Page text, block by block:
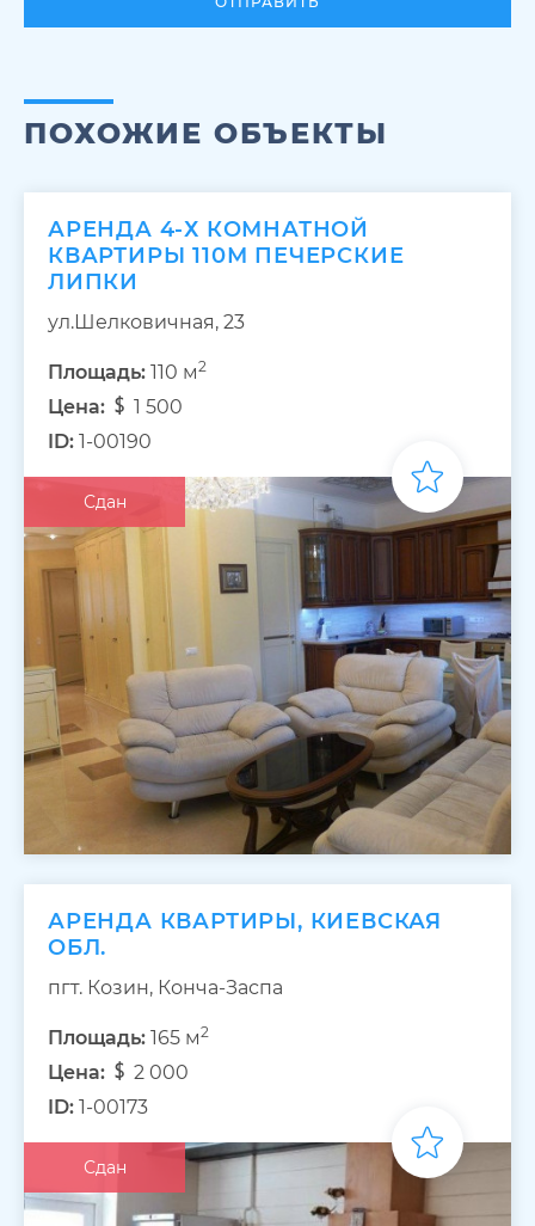
ПОХОЖИЕ ОБЪЕКТЫ
АРЕНДА 4-Х КОМНАТНОЙ
КВАРТИРЫ 110М ПЕЧЕРСКИЕ
ЛИПКИ
ул.Шелковичная, 23
Площадь: 110 м2
Цена:
1 500
ID: 1-00190
Сдан
АРЕНДА КВАРТИРЫ, КИЕВСКАЯ
ОБЛ.
пгт. Козин, Конча-Заспа
Площадь: 165 м2
Цена:
2 000
ID: 1-00173
Сдан